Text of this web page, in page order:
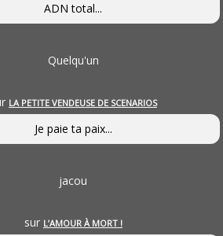
ADN total...
Quelqu'un
LA PETITE VENDEUSE DE SCENARIOS
Je paie ta paix...
jacou
sur L’AMOUR À MORT !